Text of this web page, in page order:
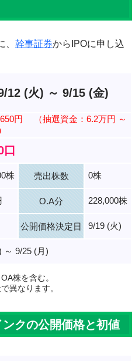
幹事証券からIPOに申し込
12 (火) ～ 9/15 (金)
円
（抽選資金：6.2万円 ～
口
株 売出株数 0株
O.A分 228,000株
公開価格決定日 9/19 (火)
～ 9/25 (月)
株を含む。
異なります。
クの公開価格と初値